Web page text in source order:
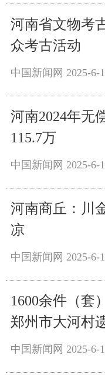
河南省文物考
众考古活动
中国新闻网 2025-6-
河南2024年无
115.7万
中国新闻网 2025-6-
河南商丘：川
凉
中国新闻网 2025-6-
1600余件（套
郑州市大河村
中国新闻网 2025-6-